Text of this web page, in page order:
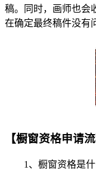
稿。同时，画师也会
在确定最终稿件没有
【橱窗资格申请
1、橱窗资格是什